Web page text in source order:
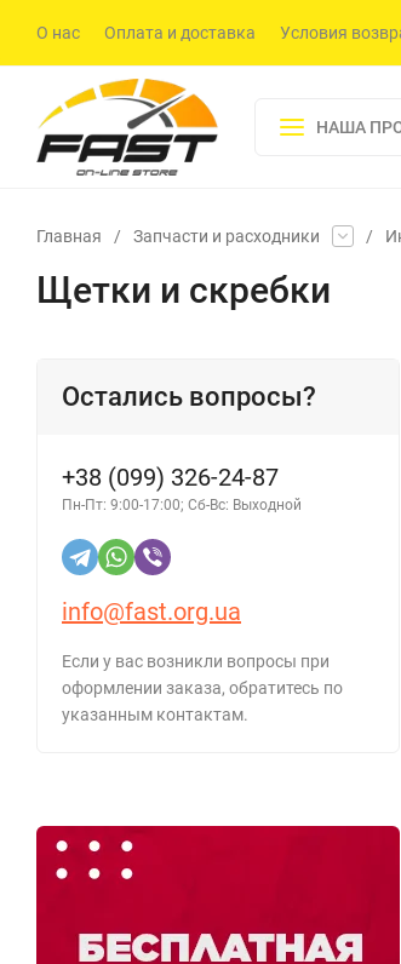
О нас Оплата и доставка Условия
НАША
Главная / Запчасти и расходники /
Щетки и скребки
Остались вопросы?
+38 (099) 326-24-87
Пн-Пт: 9:00-17:00; Сб-Вс: Выходной
info@fast.org.ua
Если у вас возникли вопросы при
оформлении заказа, обратитесь по
указанным контактам.